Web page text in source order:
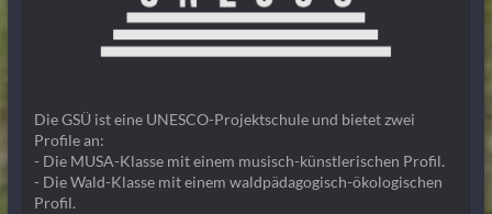
Die GSÜ ist eine UNESCO-Projektschule und bietet zwei
Profile an:
- Die MUSA-Klasse mit einem musisch-künstlerischen Profil.
- Die Wald-Klasse mit einem waldpädagogisch-ökologischen
Profil.